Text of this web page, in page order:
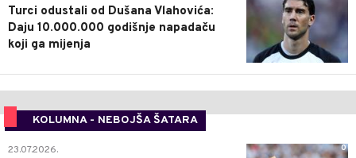
Turci odustali od Dušana Vlahovića:
Daju 10.000.000 godišnje napadaču
koji ga mijenja
KOLUMNA - NEBOJŠA ŠATARA
0
23.07.2026.